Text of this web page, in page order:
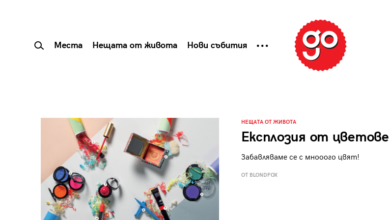
Места Нещата от живота Нови събития
НЕЩАТА ОТ ЖИВОТА
Експлозия от цветове
Забавляваме се с мнооого цвят!
ОТ BLONDFOX